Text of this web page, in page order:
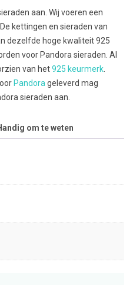
aan. Wij voeren een
kettingen en sieraden van
dezelfde hoge kwaliteit 925
voor Pandora sieraden. Al
van het925 keurmerk
Pandora geleverd mag
sieraden aan.
om te weten